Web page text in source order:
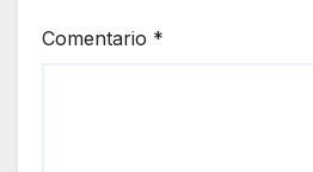
Comentario *